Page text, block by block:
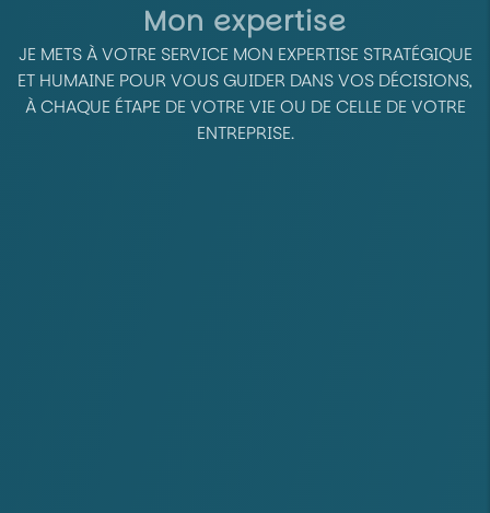
Mon expertise
JE METS À VOTRE SERVICE MON EXPERTISE STRATÉGIQUE
ET HUMAINE POUR VOUS GUIDER DANS VOS DÉCISIONS,
À CHAQUE ÉTAPE DE VOTRE VIE OU DE CELLE DE VOTRE
ENTREPRISE.